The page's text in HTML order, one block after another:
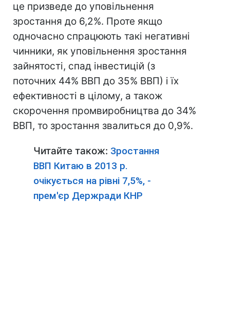
це призведе до уповільнення
зростання до 6,2%. Проте якщо
одночасно спрацюють такі негативні
чинники, як уповільнення зростання
зайнятості, спад інвестицій (з
поточних 44% ВВП до 35% ВВП) і їх
ефективності в цілому, а також
скорочення промвиробництва до 34%
ВВП, то зростання звалиться до 0,9%.
Читайте також: Зростання
ВВП Китаю в 2013 р.
очікується на рівні 7,5%, -
прем'єр Держради КНР